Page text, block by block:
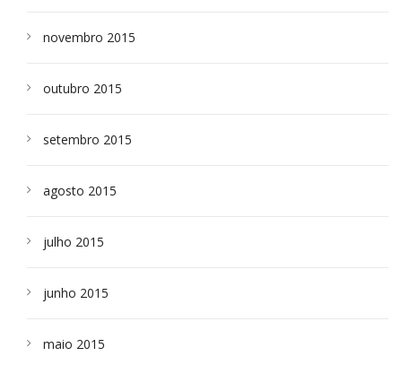
novembro 2015
outubro 2015
setembro 2015
agosto 2015
julho 2015
junho 2015
maio 2015